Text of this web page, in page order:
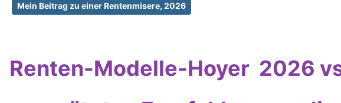
Mein Beitrag zu einer Rentenmisere, 2026
Renten-Modelle-Hoyer 2026